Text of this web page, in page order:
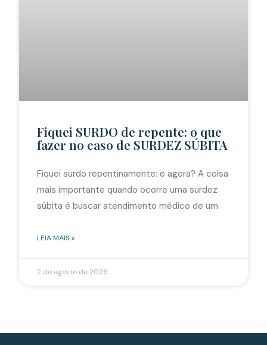
Fiquei SURDO de repente: o que
fazer no caso de SURDEZ SÚBITA
Fiquei surdo repentinamente: e agora? A coisa
mais importante quando ocorre uma surdez
súbita é buscar atendimento médico de um
LEIA MAIS »
2 de agosto de 2026